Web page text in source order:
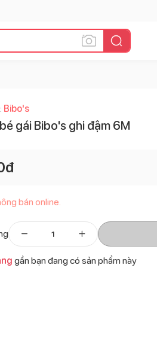
Bibo's
gái Bibo's ghi đậm 6M
đ
bán online.
gần bạn đang có sản phẩm này